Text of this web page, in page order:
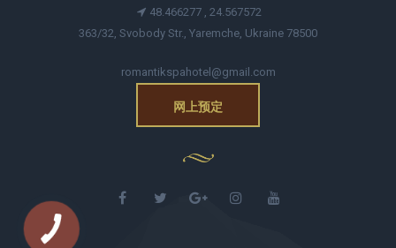
48.466277 , 24.567572
363/32, Svobody Str., Yaremche, Ukraine 78500
romantikspahotel@gmail.com
网上预定
КНОПКА
ЗВ'ЯЗКУ